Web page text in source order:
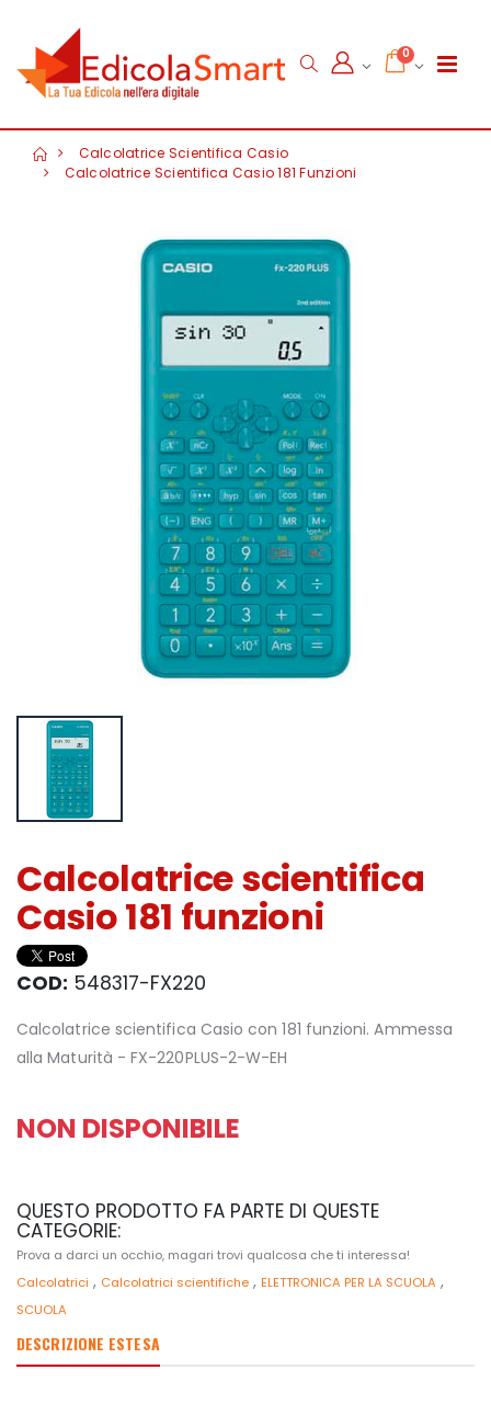
0
Calcolatrice Scientifica Casio
Calcolatrice Scientifica Casio 181 Funzioni
Calcolatrice scientifica
Casio 181 funzioni
COD: 548317-FX220
Calcolatrice scientifica Casio con 181 funzioni. Ammessa
alla Maturità - FX-220PLUS-2-W-EH
NON DISPONIBILE
QUESTO PRODOTTO FA PARTE DI QUESTE
CATEGORIE:
Prova a darci un occhio, magari trovi qualcosa che ti interessa!
Calcolatrici , Calcolatrici scientifiche , ELETTRONICA PER LA SCUOLA ,
SCUOLA
DESCRIZIONE ESTESA